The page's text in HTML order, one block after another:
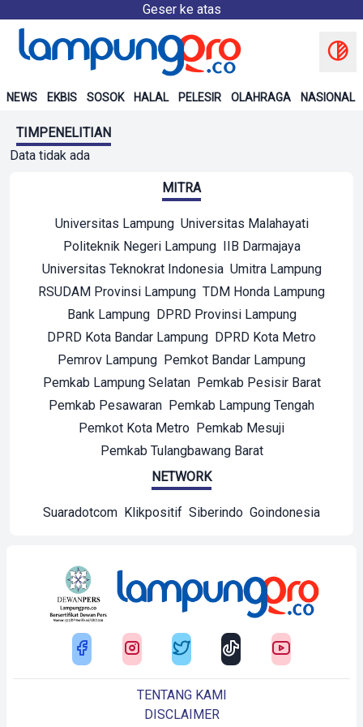
Geser ke atas
NEWS EKBIS SOSOK HALAL PELESIR OLAHRAGA NASIONAL
TIMPENELITIAN
Data tidak ada
MITRA
Universitas Lampung Universitas Malahayati
Politeknik Negeri Lampung IIB Darmajaya
Universitas Teknokrat Indonesia Umitra Lampung
RSUDAM Provinsi Lampung TDM Honda Lampung
Bank Lampung DPRD Provinsi Lampung
DPRD Kota Bandar Lampung DPRD Kota Metro
Pemrov Lampung Pemkot Bandar Lampung
Pemkab Lampung Selatan Pemkab Pesisir Barat
Pemkab Pesawaran Pemkab Lampung Tengah
Pemkot Kota Metro Pemkab Mesuji
Pemkab Tulangbawang Barat
NETWORK
Suaradotcom Klikpositif Siberindo Goindonesia
TENTANG KAMI
DISCLAIMER